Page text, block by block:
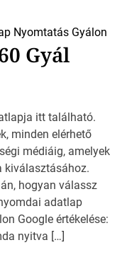
Nyomtatás Gyálon
Gyál
itt található.
minden elérhető
médiáig, amelyek
kiválasztásához.
hogyan válassz
adatlap
Google értékelése:
nyitva […]